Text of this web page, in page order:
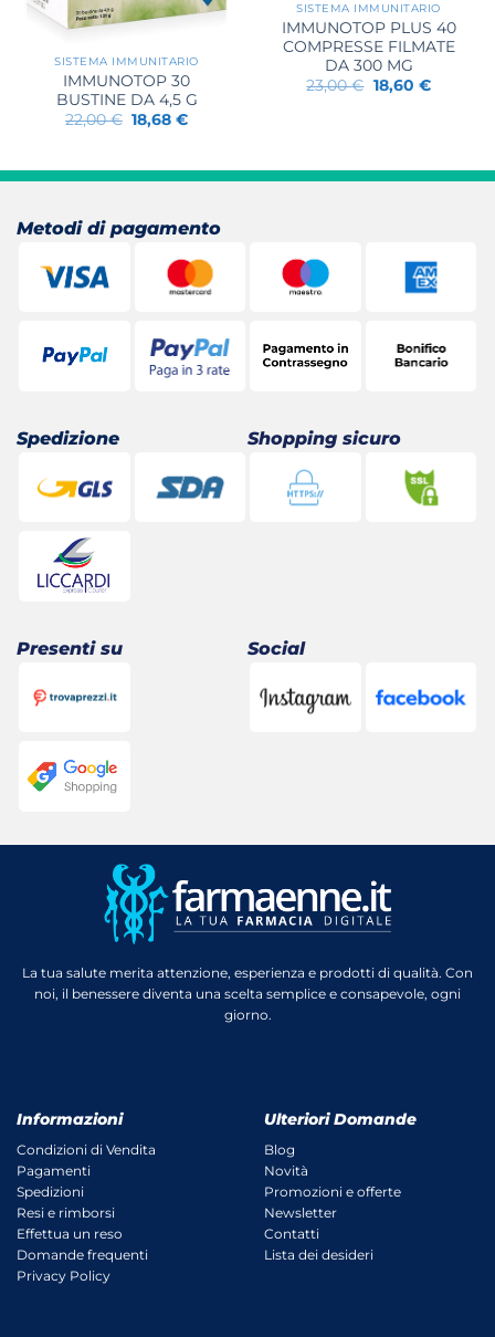
SISTEMA IMMUNITARIO
IMMUNOTOP 30
BUSTINE DA 4,5 G
22,00€ Il
prezzo
22,00 €.
18,68€Il
18,68 €.
SISTEMA IMMUNITARIO
IMMUNOTOP PLUS 40
COMPRESSE FILMATE
DA 300 MG
23,00€ Il
prezzo
18,60 €Il
Metodi di pagamento
Spedizione Shopping sicuro
Presenti su Social
La tua salute merita attenzione, esperienza e prodotti di qualità. Con
noi, il benessere diventa una scelta semplice e consapevole, ogni
giorno.
Informazioni
Condizioni di Vendita
Pagamenti
Spedizioni
Resi e rimborsi
Effettua un reso
Domande frequenti
Privacy Policy
Ulteriori Domande
Blog
Novità
Promozioni e offerte
Newsletter
Contatti
Lista dei desideri